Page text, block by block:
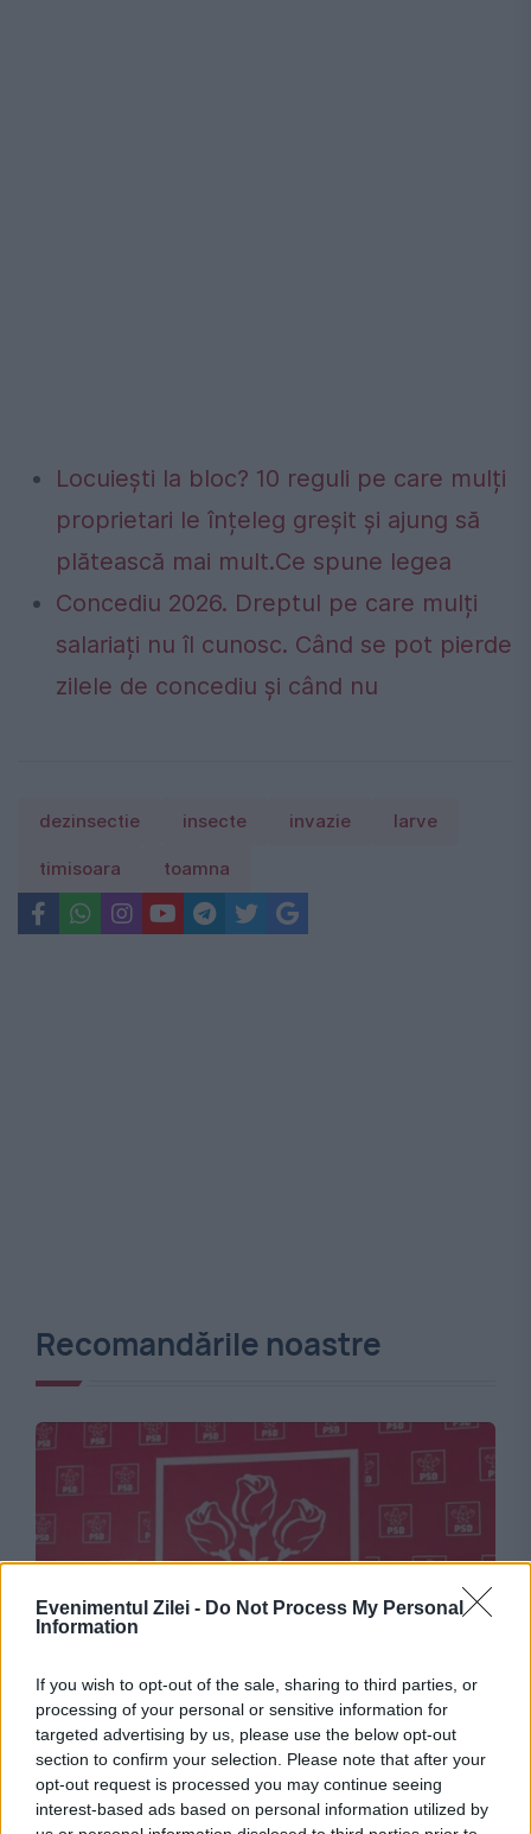
Evenimentul Zilei - Do Not Process My Personal
Information
If you wish to opt-out of the sale, sharing to third parties, or
processing of your personal or sensitive information for
targeted advertising by us, please use the below opt-out
section to confirm your selection. Please note that after your
opt-out request is processed you may continue seeing
interest-based ads based on personal information utilized by
Locuiești la bloc? 10 reguli pe care mulți
proprietari le înțeleg greșit și ajung să
plătească mai mult.Ce spune legea
Concediu 2026. Dreptul pe care mulți
salariați nu îl cunosc. Când se pot pierde
zilele de concediu și când nu
dezinsectie insecte invazie larve
timisoara toamna
Recomandările noastre
PSD acuză un abuz în serviciu la Timișoara.
Social-democrații solicită ANI și MAI să
anuleze sancțiunea primită de Dominic Fritz